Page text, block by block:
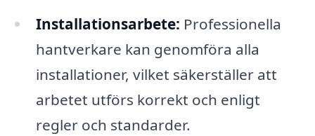
Installationsarbete: Professionella
hantverkare kan genomföra alla
installationer, vilket säkerställer att
arbetet utförs korrekt och enligt
regler och standarder.